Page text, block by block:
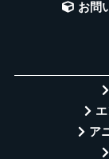
お問
ア